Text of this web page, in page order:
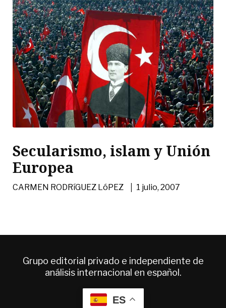
Secularismo, islam y Unión
Europea
CARMEN RODRíGUEZ LóPEZ | 1 julio, 2007
Grupo editorial privado e independiente de
análisis internacional en español.
ES